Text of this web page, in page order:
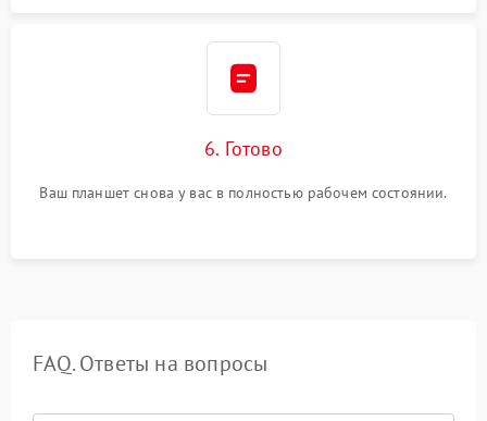
6. Готово
Ваш планшет снова у вас в полностью рабочем состоянии.
FAQ. Ответы на вопросы